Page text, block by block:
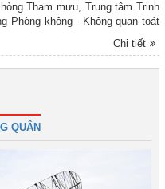
Tham mưu, Trung tâm Trinh
Phòng không - Không quan toát
tụy, trách nhiệm và nỗ lực phấn
Chi tiết
QUÂN